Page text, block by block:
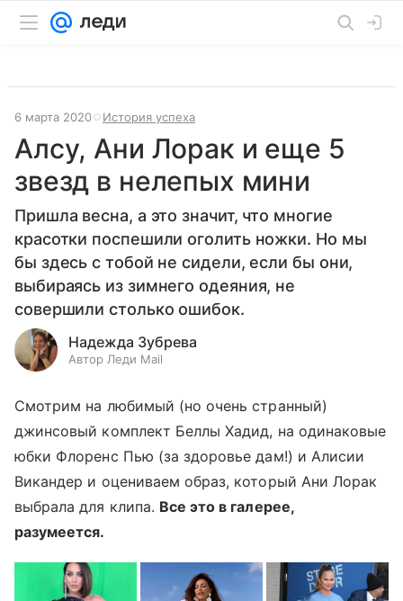
6 марта 2020 История успеха
Алсу, Ани Лорак и еще 5
звезд в нелепых мини
Пришла весна, а это значит, что многие
красотки поспешили оголить ножки. Но мы
бы здесь с тобой не сидели, если бы они,
выбираясь из зимнего одеяния, не
совершили столько ошибок.
Надежда Зубрева
Автор Леди Mail
Смотрим на любимый (но очень странный)
джинсовый комплект Беллы Хадид, на одинаковые
юбки Флоренс Пью (за здоровье дам!) и Алисии
Викандер и оцениваем образ, который Ани Лорак
выбрала для клипа. Все это в галерее,
разумеется.